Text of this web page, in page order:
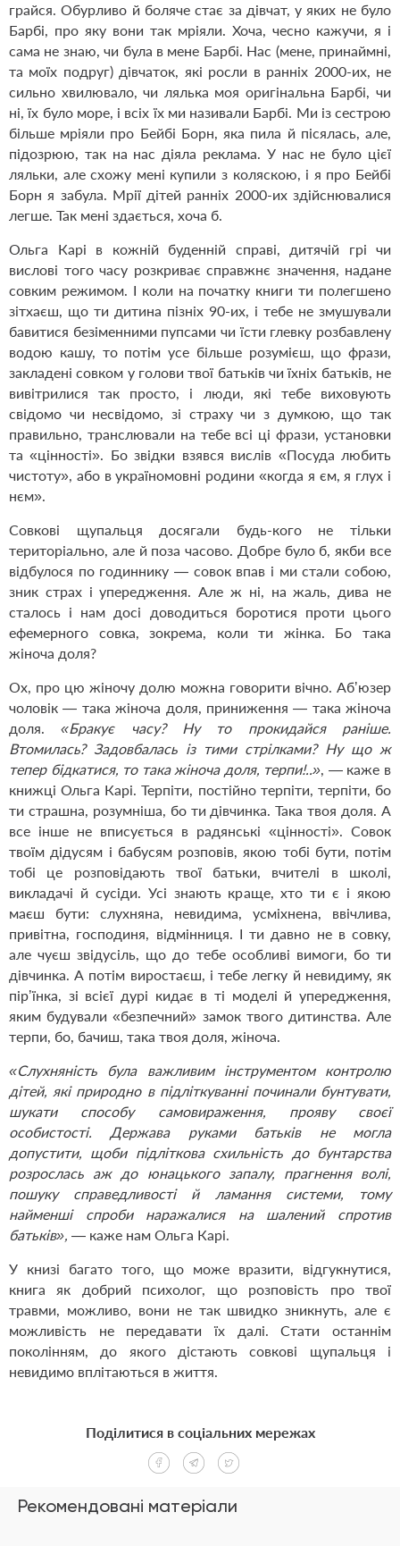
грайся. Обурливо й боляче стає за дівчат, у яких не було
Барбі, про яку вони так мріяли. Хоча, чесно кажучи, я і
сама не знаю, чи була в мене Барбі. Нас (мене, принаймні,
та моїх подруг) дівчаток, які росли в ранніх 2000-их, не
сильно хвилювало, чи лялька моя оригінальна Барбі, чи
ні, їх було море, і всіх їх ми називали Барбі. Ми із сестрою
більше мріяли про Бейбі Борн, яка пила й пісялась, але,
підозрюю, так на нас діяла реклама. У нас не було цієї
ляльки, але схожу мені купили з коляскою, і я про Бейбі
Борн я забула. Мрії дітей ранніх 2000-их здійснювалися
легше. Так мені здається, хоча б.
Ольга Карі в кожній буденній справі, дитячій грі чи
вислові того часу розкриває справжнє значення, надане
совким режимом. І коли на початку книги ти полегшено
зітхаєш, що ти дитина пізніх 90-их, і тебе не змушували
бавитися безіменними пупсами чи їсти глевку розбавлену
водою кашу, то потім усе більше розумієш, що фрази,
закладені совком у голови твої батьків чи їхніх батьків, не
вивітрилися так просто, і люди, які тебе виховують
свідомо чи несвідомо, зі страху чи з думкою, що так
правильно, транслювали на тебе всі ці фрази, установки
та «цінності». Бо звідки взявся вислів «Посуда любить
чистоту», або в україномовні родини «когда я єм, я глух і
нєм».
Совкові щупальця досягали будь-кого не тільки
територіально, але й поза часово. Добре було б, якби все
відбулося по годиннику — совок впав і ми стали собою,
зник страх і упередження. Але ж ні, на жаль, дива не
сталось і нам досі доводиться боротися проти цього
ефемерного совка, зокрема, коли ти жінка. Бо така
жіноча доля?
Ох, про цю жіночу долю можна говорити вічно. Абʼюзер
чоловік — така жіноча доля, приниження — така жіноча
доля.«Бракує часу? Ну то прокидайся раніше.
Втомилась? Задовбалась із тими стрілками? Ну що ж
тепер бідкатися, то така жіноча доля, терпи!..», — каже в
книжці Ольга Карі. Терпіти, постійно терпіти, терпіти, бо
ти страшна, розумніша, бо ти дівчинка. Така твоя доля. А
все інше не вписується в радянські «цінності». Совок
твоїм дідусям і бабусям розповів, якою тобі бути, потім
тобі це розповідають твої батьки, вчителі в школі,
викладачі й сусіди. Усі знають краще, хто ти є і якою
маєш бути: слухняна, невидима, усміхнена, ввічлива,
привітна, господиня, відмінниця. І ти давно не в совку,
але чуєш звідусіль, що до тебе особливі вимоги, бо ти
дівчинка. А потім виростаєш, і тебе легку й невидиму, як
пірʼїнка, зі всієї дурі кидає в ті моделі й упередження,
яким будували «безпечний» замок твого дитинства. Але
терпи, бо, бачиш, така твоя доля, жіноча.
«Слухняність була важливим інструментом контролю
дітей, які природно в підліткуванні починали бунтувати,
шукати способу самовираження, прояву своєї
особистості. Держава руками батьків не могла
допустити, щоби підліткова схильність до бунтарства
розрослась аж до юнацького запалу, прагнення волі,
пошуку справедливості й ламання системи, тому
найменші спроби наражалися на шалений спротив
батьків», — каже нам Ольга Карі.
У книзі багато того, що може вразити, відгукнутися,
книга як добрий психолог, що розповість про твої
травми, можливо, вони не так швидко зникнуть, але є
можливість не передавати їх далі. Стати останнім
поколінням, до якого дістають совкові щупальця і
невидимо вплітаються в життя.
Рекомендовані матеріали
Поділитися в соціальних мережах